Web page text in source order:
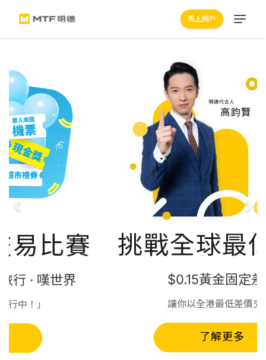
馬上開戶
挑戰全球最低差價
$0.15黃金固定差價
讓你以全港最低差價交易*
了解更多